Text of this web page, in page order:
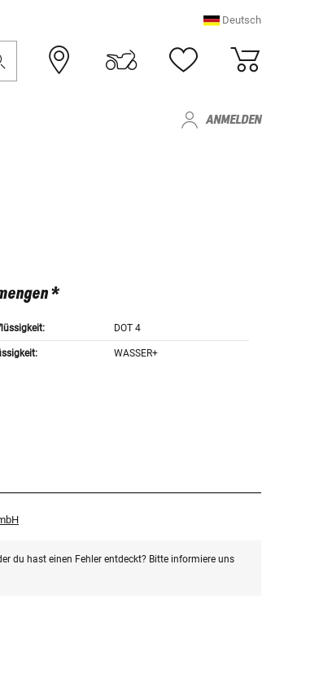
Deutsch
ANMELDEN
*
DOT 4
WASSER+
du hast einen Fehler entdeckt? Bitte informiere uns